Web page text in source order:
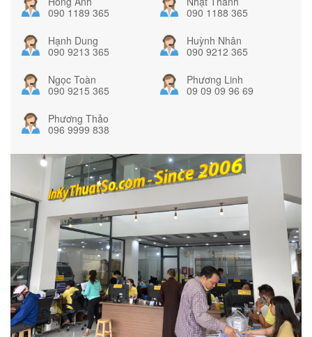
090 1189 365
090 1188 365
Hạnh Dung
090 9213 365
Huỳnh Nhân
090 9212 365
Ngọc Toàn
090 9215 365
Phương Linh
09 09 09 96 69
Phương Thảo
096 9999 838